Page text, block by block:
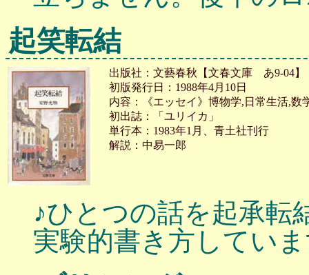
起笑転結
出版社：文藝春秋【文春文庫 あ9-04】
初版発行日：1988年4月10日
内容：《エッセイ》博物学,日常生活,数
初出誌：「ユリイカ」
単行本：1983年1月、青土社刊行
解説：中易一郎
♪ひとつの話を起承転
実験的書き方してい